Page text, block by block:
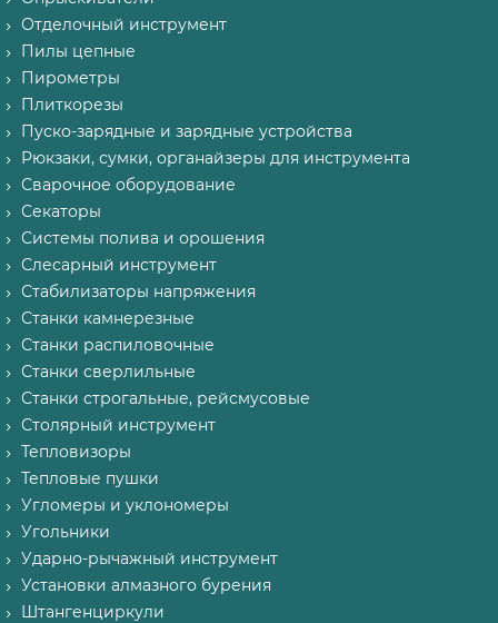
Отделочный инструмент
Пилы цепные
Пирометры
Плиткорезы
Пуско-зарядные и зарядные устройства
Рюкзаки, сумки, органайзеры для инструмента
Сварочное оборудование
Секаторы
Системы полива и орошения
Слесарный инструмент
Стабилизаторы напряжения
Станки камнерезные
Станки распиловочные
Станки сверлильные
Станки строгальные, рейсмусовые
Столярный инструмент
Тепловизоры
Тепловые пушки
Угломеры и уклономеры
Угольники
Ударно-рычажный инструмент
Установки алмазного бурения
Штангенциркули